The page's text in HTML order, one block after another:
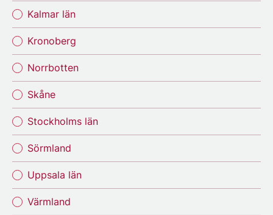
Kalmar län
Kronoberg
Norrbotten
Skåne
Stockholms län
Sörmland
Uppsala län
Värmland